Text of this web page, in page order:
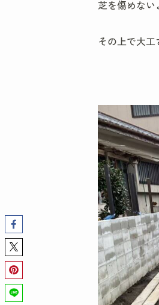
芝を傷めな
その上で大工